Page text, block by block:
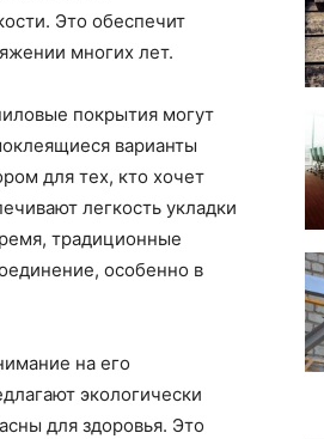
Это обеспечит
многих лет.
покрытия могут
варианты
для тех, кто хочет
легкость укладки
традиционные
особенно в
на его
экологически
для здоровья. Это